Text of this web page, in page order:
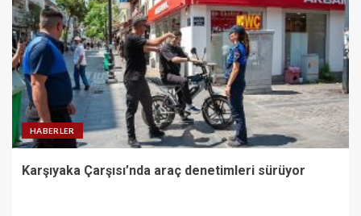
HABERLER
Karşıyaka Çarşısı’nda araç denetimleri sürüyor